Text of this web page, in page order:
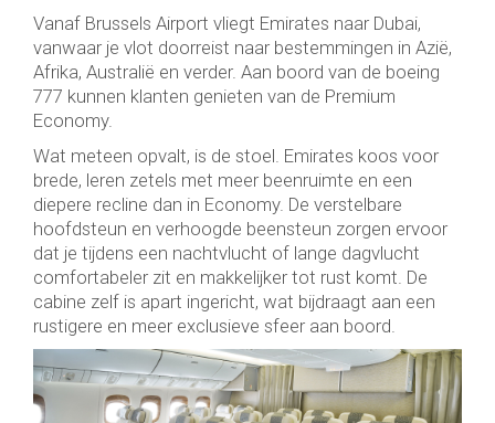
Vanaf Brussels Airport vliegt Emirates naar Dubai,
vanwaar je vlot doorreist naar bestemmingen in Azië,
Afrika, Australië en verder. Aan boord van de boeing
777 kunnen klanten genieten van de Premium
Economy.
Wat meteen opvalt, is de stoel. Emirates koos voor
brede, leren zetels met meer beenruimte en een
diepere recline dan in Economy. De verstelbare
hoofdsteun en verhoogde beensteun zorgen ervoor
dat je tijdens een nachtvlucht of lange dagvlucht
comfortabeler zit en makkelijker tot rust komt. De
cabine zelf is apart ingericht, wat bijdraagt aan een
rustigere en meer exclusieve sfeer aan boord.